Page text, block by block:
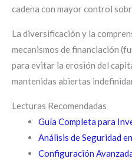
cadena con mayor control
La diversificación y la
mecanismos de financiación
para evitar la erosión del
mantenidas abiertas
Lecturas Recomendadas
Guía Completa para
Análisis de Seguridad
Configuración